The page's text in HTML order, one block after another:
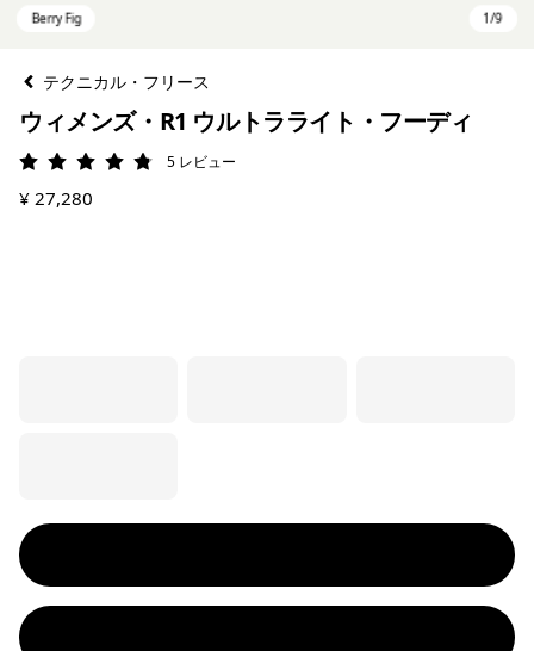
テクニカル・フリース
ウィメンズ・R1 ウルトラライト・フーディ
評価: 4.8 / 5
5 レビュー
¥ 27,280